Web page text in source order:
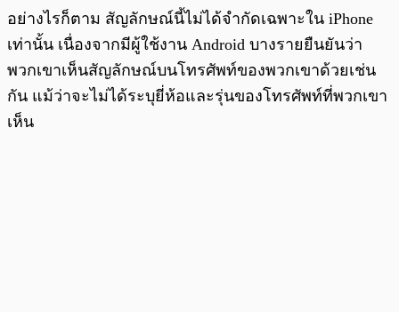
อย่างไรก็ตาม สัญลักษณ์นี้ไม่ได้จำกัดเฉพาะใน iPhone
เท่านั้น เนื่องจากมีผู้ใช้งาน Android บางรายยืนยันว่า
พวกเขาเห็นสัญลักษณ์บนโทรศัพท์ของพวกเขาด้วยเช่น
กัน แม้ว่าจะไม่ได้ระบุยี่ห้อและรุ่นของโทรศัพท์ที่พวกเขา
เห็น